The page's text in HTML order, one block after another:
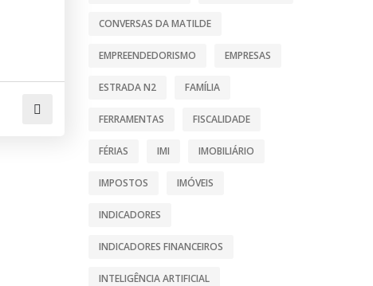
CONVERSAS DA MATILDE
EMPREENDEDORISMO EMPRESAS
ESTRADA N2 FAMÍLIA
FERRAMENTAS FISCALIDADE
FÉRIAS IMI IMOBILIÁRIO
IMPOSTOS IMÓVEIS
INDICADORES
INDICADORES FINANCEIROS
INTELIGÊNCIA ARTIFICIAL